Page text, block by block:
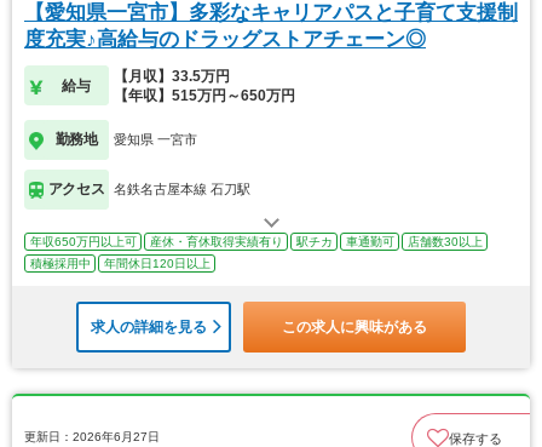
【愛知県一宮市】多彩なキャリアパスと子育て支援制
度充実♪高給与のドラッグストアチェーン◎
給与
【月収】33.5万円
【年収】515万円～650万円
勤務地 愛知県 一宮市
アクセス 名鉄名古屋本線 石刀駅
年収650万円以上可 産休・育休取得実績有り 駅チカ 車通勤可
店舗数30以上
積極採用中
年間休日120日以上
求人の詳細を見る この求人に興味がある
更新日：2026年6月27日 保存する